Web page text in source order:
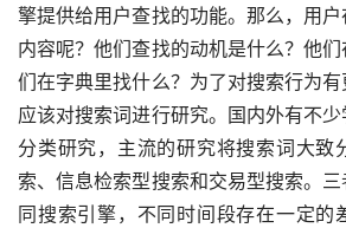
擎提供给用户查找的功能。那么，用
内容呢？他们查找的动机是什么？他
们在字典里找什么？为了对搜索行为
应该对搜索词进行研究。国内外有不
分类研究，主流的研究将搜索词大致
索、信息检索型搜索和交易型搜索。
同搜索引擎，不同时间段存在一定的